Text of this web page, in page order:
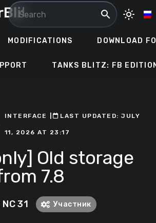
search light_mode
MODIFICATIONS DOWNLOAD
TANKS BLITZ: FB
INTERFACE ㅤLAST UPDATED: JULY
11, 2026 AT 23:17
Old storage
7.8
31 Участник